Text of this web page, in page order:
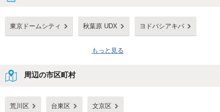
東京ドームシティ 秋葉原 UDX ヨドバシアキバ
もっと見る
周辺の市区町村
荒川区 台東区 文京区